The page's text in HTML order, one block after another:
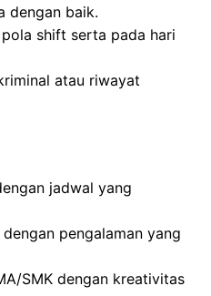
dengan baik.
shift serta pada hari
atau riwayat
jadwal yang
pengalaman yang
SMK dengan kreativitas